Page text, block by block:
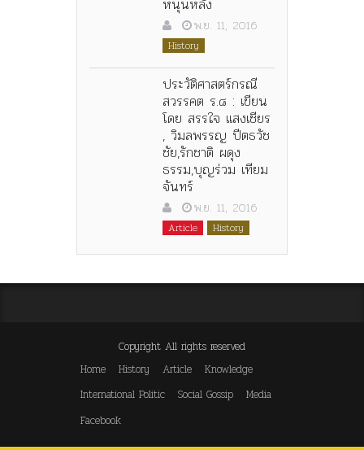
พ.ย. 11, 2016
History
ประวัติศาสตร์กรณี
สวรรคต ร.๘ : เขียน
โดย สรรใจ แสงเชียร
, วิมลพรรญ ปีตธวัช
ชัย,รักชาติ ผดุง
ธรรม,บุญร่วม เทียม
จันทร์
พ.ย. 11, 2016
Article History
Copyright All rights reserved
Home
History Article
Knowledge
International Politic
Social Gossip
Media
Facebook